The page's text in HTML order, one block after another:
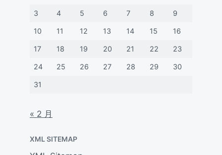
3 4 5 6 7 8 9
10 11 12 13 14 15 16
17 18 19 20 21 22 23
24 25 26 27 28 29 30
31
« 2 月
XML SITEMAP